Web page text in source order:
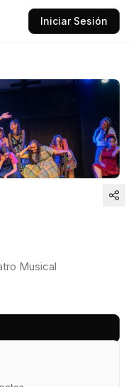
Iniciar Sesión
Musical